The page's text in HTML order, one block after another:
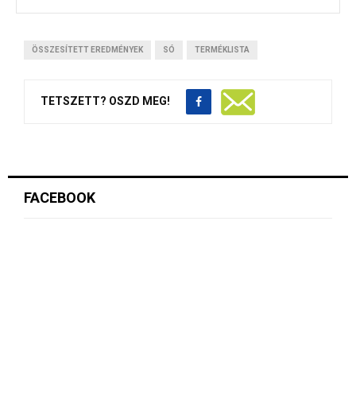
ÖSSZESÍTETT EREDMÉNYEK SÓ TERMÉKLISTA
TETSZETT? OSZD MEG!
FACEBOOK